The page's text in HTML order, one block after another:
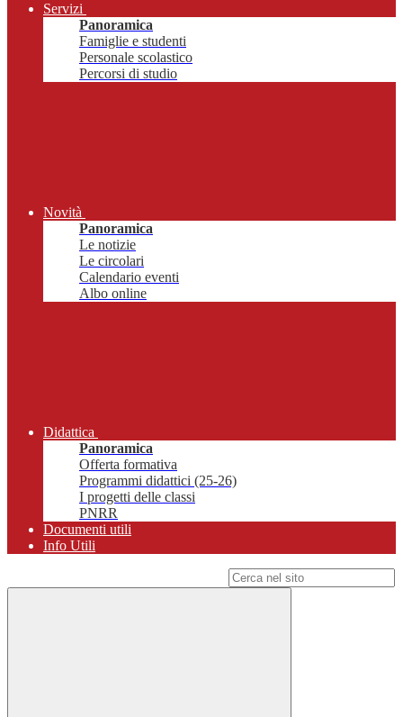
Servizi
Panoramica
Famiglie e studenti
Personale scolastico
Percorsi di studio
Novità
Panoramica
Le notizie
Le circolari
Calendario eventi
Albo online
Didattica
Panoramica
Offerta formativa
Programmi didattici (25-26)
I progetti delle classi
PNRR
Documenti utili
Info Utili